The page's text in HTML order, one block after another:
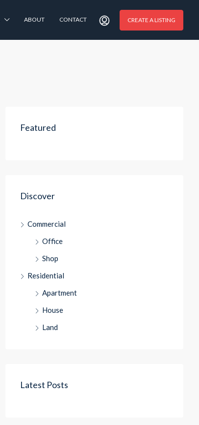
ABOUT CONTACT CREATE A LISTING
Featured
Discover
Commercial
Office
Shop
Residential
Apartment
House
Land
Latest Posts